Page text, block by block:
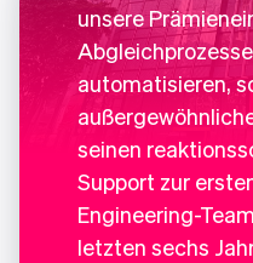
unsere
automatisieren,
seinen
Support zur
Engineering-
letzten sechs